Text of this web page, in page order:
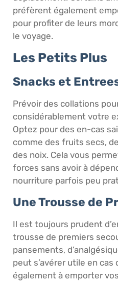
préfèrent également
pour profiter de leurs
le voyage.
Les Petits Plus
Snacks et
Prévoir des collations
considérablement votre
Optez pour des en-cas
comme des fruits secs,
des noix. Cela vous
forces sans avoir à
nourriture parfois peu
Une Trousse de
Il est toujours prudent
trousse de premiers
pansements,
peut s’avérer utile en
également à emporter